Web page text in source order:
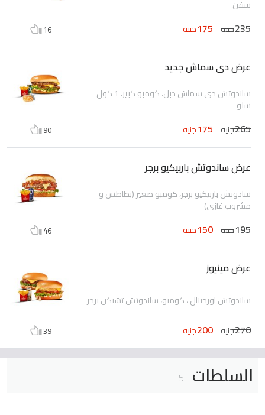
سفن
235جنيه 175جنيه 16
عرض دى سماش جديد
ساندوتش دى سماش دبل، كومبو كبير، 1 كول
سلو
265جنيه 175جنيه 90
عرض ساندوتش باربيكيو برجر
سادوتش باربيكيو برجر، كومبو صغير (بطاطس و
مشروب غازي)
195جنيه 150جنيه 46
عرض مينيوز
ساندوتش اورجينال ، كومبو، ساندوتش تشيكن برجر
270جنيه 200جنيه 39
السلطات 5